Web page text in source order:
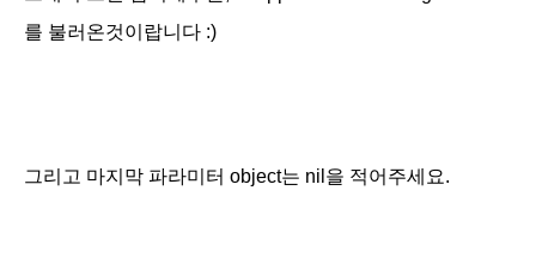
를 불러온것이랍니다 :)
그리고 마지막 파라미터 object는 nil을 적어주세요.